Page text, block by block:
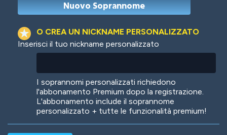
O CREA UN NICKNAME PERSONALIZZATO
Inserisci il tuo nickname personalizzato
I soprannomi personalizzati richiedono
l'abbonamento Premium dopo la registrazione.
L'abbonamento include il soprannome
personalizzato + tutte le funzionalità premium!